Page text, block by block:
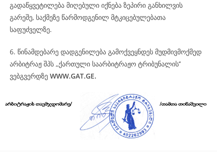
გადაწყვეტილება მიღებული იქნება ზეპირი განხილვის
გარეშე, საქმეზე წარმოდგენილ მტკიცებულებათა
საფუძველზე.
6. წინამდებარე დადგენილება გამოქვეყნდეს მუდმივმოქმედ
არბიტრაჟ შპს ,,ქართული საარბიტრაჟო ტრიბუნალის’’
ვებგვერდზე WWW.GAT.GE.